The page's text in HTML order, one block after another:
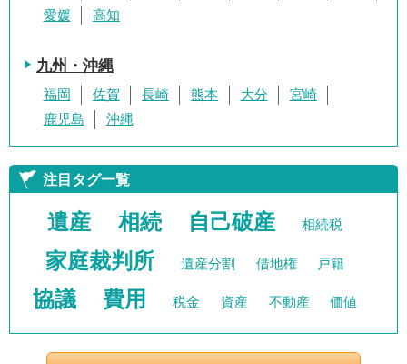
愛媛
高知
九州・沖縄
福岡 佐賀 長崎 熊本 大分
宮崎
鹿児島
沖縄
注目タグ一覧
遺産 相続 自己破産 相続税
家庭裁判所 遺産分割 借地権 戸籍
協議 費用 税金 資産 不動産 価値